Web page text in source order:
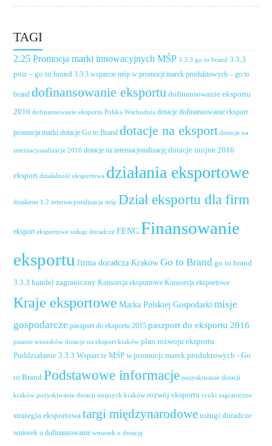
TAGI
2.25 Promocja marki innowacyjnych MŚP 3.3.3 go to brand 3.3.3
poir – go to brand 3.3.3 wsparcie mśp w promocji marek produktowych – go to
brand dofinansowanie eksportu dofinansowanie eksportu
2016 dofinansowanie eksportu Polska Wschodnia dotacje dofinansowanie eksport
promocja marki dotacje Go to Brand dotacje na eksport dotacje na
internacjonalizacje 2016 dotacje na internacjonalizację dotacje unijne 2016
eksport działalność eksportowa działania eksportowe
działanie 1.2 internacjonalizacja mśp Dział eksportu dla firm
eksport eksportowe usługi doradcze FENG Finansowanie
eksportu firma doradcza Kraków Go to Brand go to brand
3.3.3 handel zagraniczny Konsorcja eksportowe Konsorcja eksportowe
Kraje eksportowe Marka Polskiej Gospodarki misje
gospodarcze paszport do eksportu 2015 paszport do eksportu 2016
pisanie wniosków dotacje na eksport kraków plan rozwoju eksportu
Poddziałanie 3.3.3 Wsparcie MŚP w promocji marek produktowych - Go
to Brand Podstawowe informacje pozyskiwanie dotacji
kraków pozyskiwanie dotacji unijnych kraków rozwój eksportu rynki zagraniczne
strategia eksportowa targi międzynarodowe usługi doradcze
wniosek o dofinansowanie wniosek o dotację